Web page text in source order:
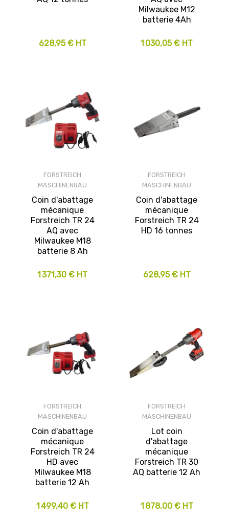
628,95 € HT
Milwaukee M12
batterie 4Ah
1 030,05 € HT
FORSTREICH
MASCHINENBAU
Coin d'abattage
mécanique
Forstreich TR 24
AQ avec
Milwaukee M18
batterie 8 Ah
1 371,30 € HT
FORSTREICH
MASCHINENBAU
Coin d'abattage
mécanique
Forstreich TR 24
HD 16 tonnes
628,95 € HT
FORSTREICH
MASCHINENBAU
Coin d'abattage
mécanique
Forstreich TR 24
HD avec
Milwaukee M18
batterie 12 Ah
1 499,40 € HT
FORSTREICH
MASCHINENBAU
Lot coin
d'abattage
mécanique
Forstreich TR 30
AQ batterie 12 Ah
1 878,00 € HT